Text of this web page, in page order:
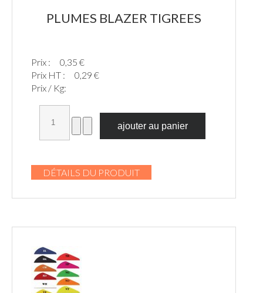
PLUMES BLAZER TIGREES
Prix :
0,35 €
Prix HT :
0,29 €
Prix / Kg:
DÉTAILS DU PRODUIT